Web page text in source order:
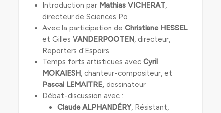
Introduction par Mathias VICHERAT,
directeur de Sciences Po
Avec la participation deChristiane HESSEL
et GillesVANDERPOOTEN, directeur,
Reporters d’Espoirs
Temps forts artistiques avecCyril
MOKAIESH, chanteur-compositeur, et
Pascal LEMAITRE, dessinateur
Débat-discussion avec :
Claude ALPHANDÉRY, Résistant,